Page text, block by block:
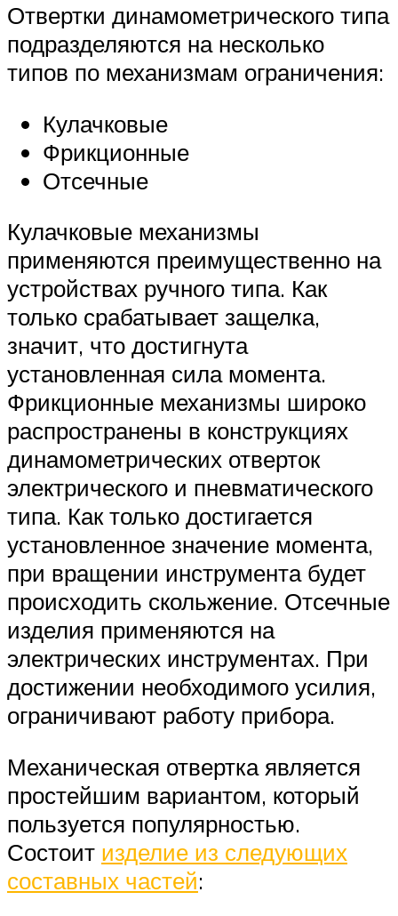
Отвертки динамометрического типа
подразделяются на несколько
типов по механизмам ограничения:
Кулачковые
Фрикционные
Отсечные
Кулачковые механизмы
применяются преимущественно на
устройствах ручного типа. Как
только срабатывает защелка,
значит, что достигнута
установленная сила момента.
Фрикционные механизмы широко
распространены в конструкциях
динамометрических отверток
электрического и пневматического
типа. Как только достигается
установленное значение момента,
при вращении инструмента будет
происходить скольжение. Отсечные
изделия применяются на
электрических инструментах. При
достижении необходимого усилия,
ограничивают работу прибора.
Механическая отвертка является
простейшим вариантом, который
пользуется популярностью.
Состоит изделие из следующих
составных частей: